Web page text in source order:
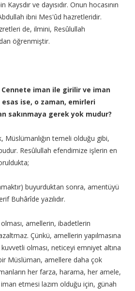
Kaysdır ve dayısıdır. Onun hocasının
ibni Mes'ûd hazretleridir.
de, ilmini, Resûlullah
öğrenmiştir.
Cennete iman ile girilir ve iman
ise, o zaman, emirleri
sakınmaya gerek yok mudur?
Müslümanlığın temeli olduğu gibi,
Resûlullah efendimize işlerin en
buyurduktan sonra, amentüyü
Buhârîde yazılıdır.
amellerin, ibadetlerin
Çünkü, amellerin yapılmasına
olması, neticeyi emniyet altına
Müslüman, amellere daha çok
her farza, harama, her amele,
etmesi lazım olduğu için, günah